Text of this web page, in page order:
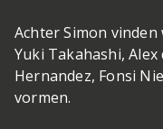
Achter Simon vinden
Yuki Takahashi,
Hernandez, Fonsi
vormen.